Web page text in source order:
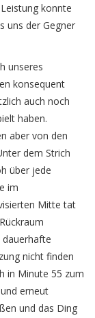
konnte
uns der Gegner
unseres
konsequent
auch noch
haben.
aber von den
dem Strich
über jede
im
Mitte tat
dauerhafte
nicht finden
in Minute 55 zum
erneut
und das Ding